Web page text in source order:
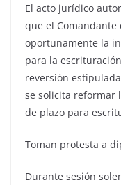
El acto jurídico
que el
oportunamente la
para la
reversión
se solicita reformar
de plazo para
Toman protesta a
Durante sesión